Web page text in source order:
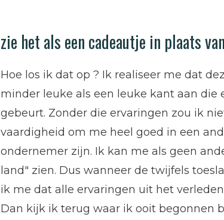
zie het als een cadeautje in plaats
Hoe los ik dat op ? Ik realiseer me dat
minder leuke als een leuke kant aan die
gebeurt. Zonder die ervaringen zou ik
vaardigheid om me heel goed in een
ondernemer zijn. Ik kan me als geen
land" zien. Dus wanneer de twijfels
ik me dat alle ervaringen uit het
Dan kijk ik terug waar ik ooit begonnen